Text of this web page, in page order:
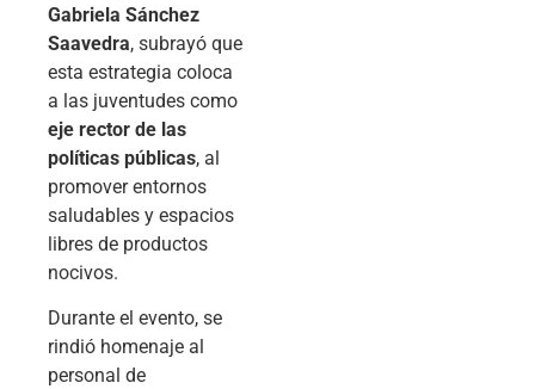
Gabriela Sánchez
Saavedra, subrayó que
esta estrategia coloca
a las juventudes como
eje rector de las
políticas públicas, al
promover entornos
saludables y espacios
libres de productos
nocivos.
Durante el evento, se
rindió homenaje al
personal de